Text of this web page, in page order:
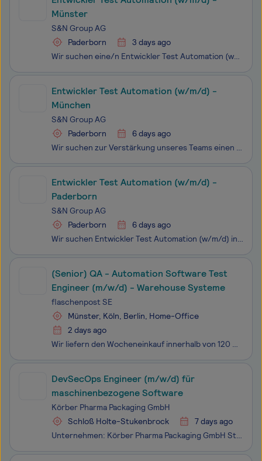
Münster
S&N Group AG
Paderborn
3 days ago
Wir suchen eine/n Entwickler Test Automation (w/m/d) in Vollzeit zur Festanstellung in Münster Wir beraten und begleiten unsere Kunden in allen Phasen der Digitalisierung. Mit modernen Frontend- und Backend-Technologien schaffen wir professionelle Enterprise-Lösungen und betreuen diese über den gesa
Entwickler Test Automation (w/m/d) -
München
S&N Group AG
Paderborn
6 days ago
Wir suchen zur Verstärkung unseres Teams einen Entwickler Test Automation (w/m/d) in Vollzeit für den Standort München Wir beraten und begleiten unsere Kunden in allen Phasen der Digitalisierung. Mit modernen Frontend- und Backend-Technologien schaffen wir professionelle Enterprise-Lösungen und betr
Entwickler Test Automation (w/m/d) -
Paderborn
S&N Group AG
Paderborn
6 days ago
Wir suchen Entwickler Test Automation (w/m/d) in Vollzeit für den Standort Paderborn Wir beraten und begleiten unsere Kunden in allen Phasen der Digitalisierung. Mit modernen Frontend- und Backend-Technologien schaffen wir professionelle Enterprise-Lösungen und betreuen diese über den gesamten Lifec
(Senior) QA - Automation Software Test
Engineer (m/w/d) - Warehouse Systeme
flaschenpost SE
Münster, Köln, Berlin, Home-Office
2 days ago
Wir liefern den Wocheneinkauf innerhalb von 120 Minuten zu unseren Kund:innen. Gemeinsam mit über 20.000 Kolleg:innen schaffen wir es, eine komplette Branche neu zu erfinden. Seit unserer Gründung im Jahr 2016 sind wir mittlerweile als Sofortlieferdienst für Getränke und Lebensmittel in nahezu allen
DevSecOps Engineer (m/w/d) für
maschinenbezogene Software
Körber Pharma Packaging GmbH
Schloß Holte-Stukenbrock
7 days ago
Unternehmen: Körber Pharma Packaging GmbH Standort: Schloß Holte-Stukenbrock, Nordrhein-Westfalen, DE Job ID: 8983 DevSecOps Engineer (m/w/d) für maschinenbezogene Software Wir sind Körber – ein internationaler Technologiekonzern mit rund 13.000 Mitarbeitern an über 100 Standorten weltweit und